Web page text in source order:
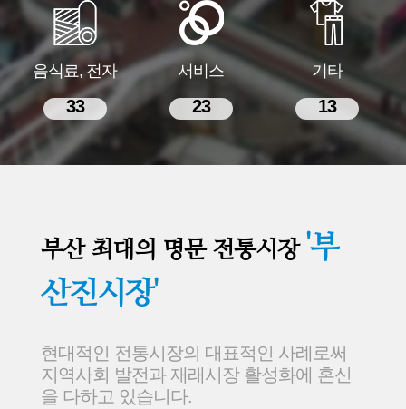
음식료, 전자
33
서비스
23
기타
13
부산 최대의 명문 전통시장 '부
산진시장'
현대적인 전통시장의 대표적인 사례로써
지역사회 발전과 재래시장 활성화에 혼신
을 다하고 있습니다.